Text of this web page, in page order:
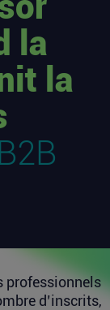
la
la
B2B
professionnels
d’inscrits,